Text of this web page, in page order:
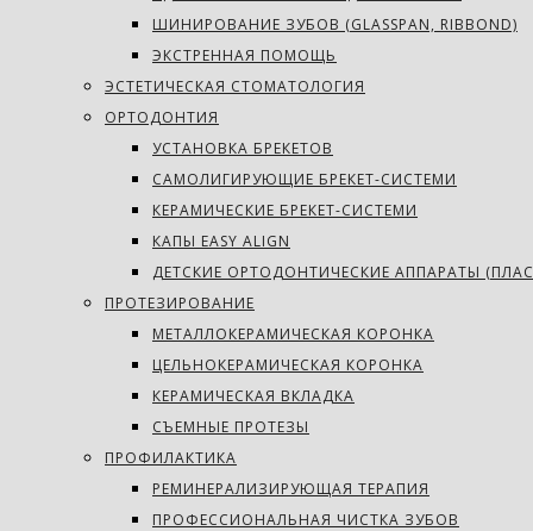
ШИНИРОВАНИЕ ЗУБОВ (GLASSPAN, RIBBOND)
ЭКСТРЕННАЯ ПОМОЩЬ
ЭСТЕТИЧЕСКАЯ СТОМАТОЛОГИЯ
ОРТОДОНТИЯ
УСТАНОВКА БРЕКЕТОВ
САМОЛИГИРУЮЩИЕ БРЕКЕТ-СИСТЕМИ
КЕРАМИЧЕСКИЕ БРЕКЕТ-СИСТЕМИ
КАПЫ EASY ALIGN
ДЕТСКИЕ ОРТОДОНТИЧЕСКИЕ АППАРАТЫ
ПРОТЕЗИРОВАНИЕ
МЕТАЛЛОКЕРАМИЧЕСКАЯ КОРОНКА
ЦЕЛЬНОКЕРАМИЧЕСКАЯ КОРОНКА
КЕРАМИЧЕСКАЯ ВКЛАДКА
СЪЕМНЫЕ ПРОТЕЗЫ
ПРОФИЛАКТИКА
РЕМИНЕРАЛИЗИРУЮЩАЯ ТЕРАПИЯ
ПРОФЕССИОНАЛЬНАЯ ЧИСТКА ЗУБОВ